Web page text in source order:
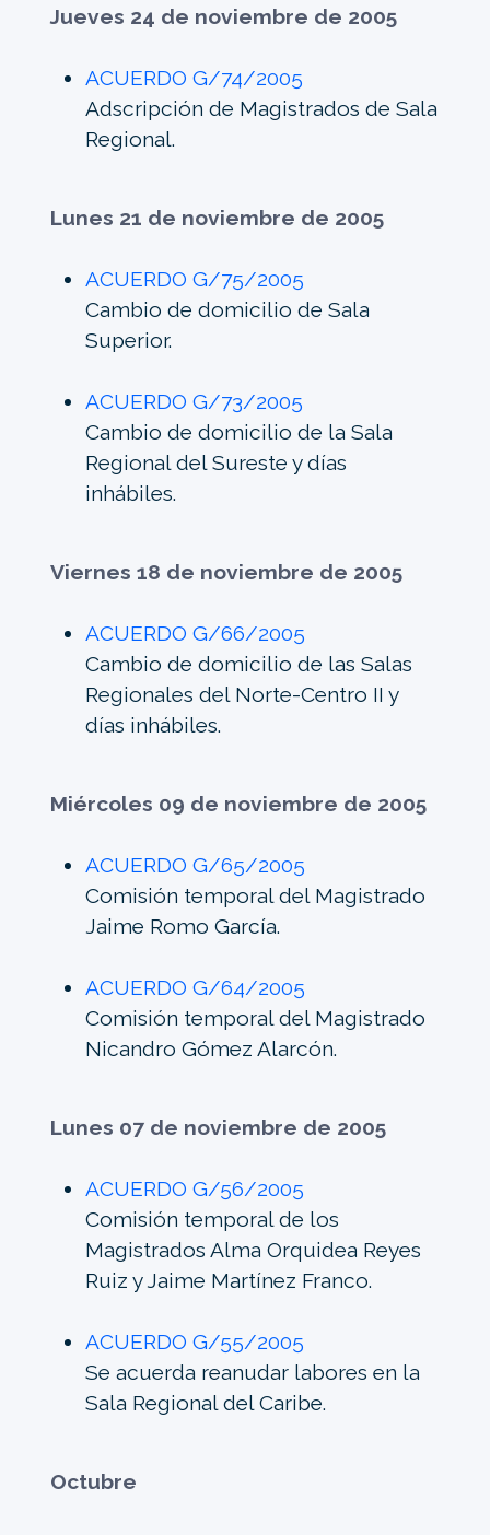
Jueves 24 de noviembre de 2005
ACUERDO G/74/2005
Adscripción de Magistrados de Sala
Regional.
Lunes 21 de noviembre de 2005
ACUERDO G/75/2005
Cambio de domicilio de Sala
Superior.
ACUERDO G/73/2005
Cambio de domicilio de la Sala
Regional del Sureste y días
inhábiles.
Viernes 18 de noviembre de 2005
ACUERDO G/66/2005
Cambio de domicilio de las Salas
Regionales del Norte-Centro II y
días inhábiles.
Miércoles 09 de noviembre de 2005
ACUERDO G/65/2005
Comisión temporal del Magistrado
Jaime Romo García.
ACUERDO G/64/2005
Comisión temporal del Magistrado
Nicandro Gómez Alarcón.
Lunes 07 de noviembre de 2005
ACUERDO G/56/2005
Comisión temporal de los
Magistrados Alma Orquidea Reyes
Ruiz y Jaime Martínez Franco.
ACUERDO G/55/2005
Se acuerda reanudar labores en la
Sala Regional del Caribe.
Octubre